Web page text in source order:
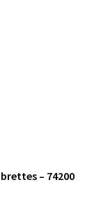
– 74200